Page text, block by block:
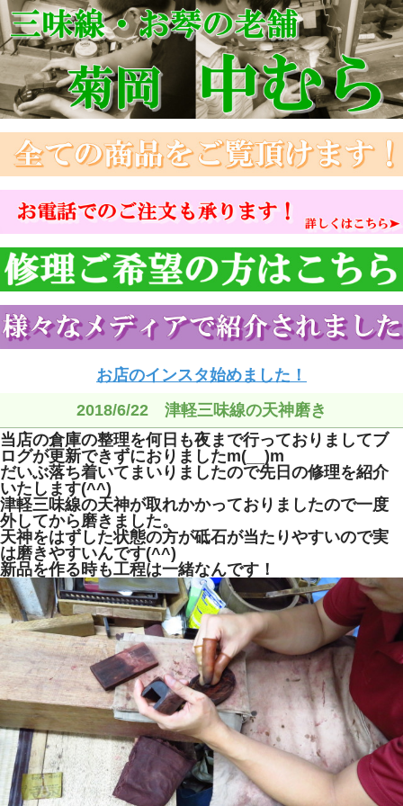
お店のインスタ始めました！
2018/6/22 津軽三味線の天神磨き
当店の倉庫の整理を何日も夜まで行っておりましてブ
ログが更新できずにおりましたm(__)m
だいぶ落ち着いてまいりましたので先日の修理を紹介
いたします(^^)
津軽三味線の天神が取れかかっておりましたので一度
外してから磨きました。
天神をはずした状態の方が砥石が当たりやすいので実
は磨きやすいんです(^^)
新品を作る時も工程は一緒なんです！